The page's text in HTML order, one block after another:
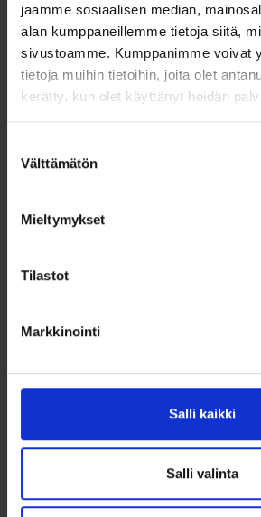
jaamme sosiaalisen median,
alan kumppaneillemme tietoja siitä,
sivustoamme. Kumppanimme voivat
tietoja muihin tietoihin, joita olet
kerätty, kun olet käyttänyt heidän
valinta
Välttämätön
Mieltymykset
Tilastot
Markkinointi
Salli kaikki
Salli valinta
Lisää ostoskoriin
Lisää toivelistalle
Kohinoor
Kohinoor 133-8262 kultaiset
Lisää toivelistalle